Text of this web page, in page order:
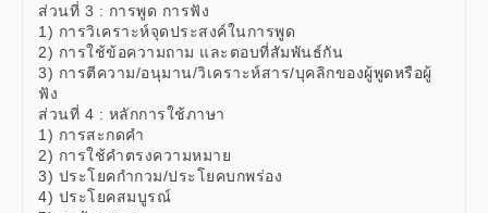
ส่วนที่ 3 : การพูด การฟัง
1) การวิเคราะห์จุดประสงค์ในการพูด
2) การใช้ข้อความถาม และตอบที่สัมพันธ์กัน
3) การตีความ/อนุมาน/วิเคราะห์สาร/บุคลิกของผู้พูดหรือผู้
ฟัง
ส่วนที่ 4 : หลักการใช้ภาษา
1) การสะกดคำ
2) การใช้คำตรงความหมาย
3) ประโยคกำกวม/ประโยคบกพร่อง
4) ประโยคสมบูรณ์